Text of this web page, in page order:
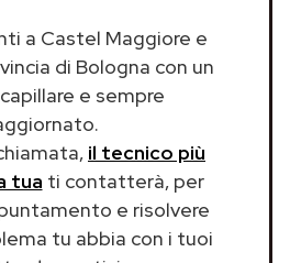
a Castel Maggiore e
di Bologna con un
e sempre
il tecnico più
tua ti contatterà, per
e risolvere
tu abbia con i tuoi